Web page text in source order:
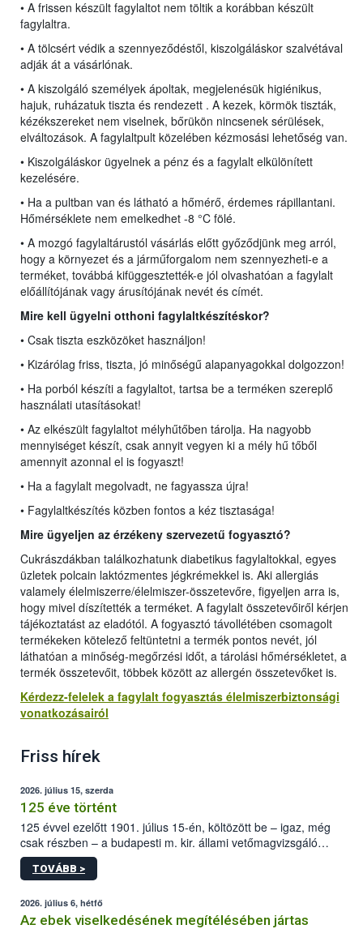
• A frissen készült fagylaltot nem töltik a korábban készült
fagylaltra.
• A tölcsért védik a szennyeződéstől, kiszolgáláskor szalvétával
adják át a vásárlónak.
• A kiszolgáló személyek ápoltak, megjelenésük higiénikus,
hajuk, ruházatuk tiszta és rendezett . A kezek, körmök tiszták,
kézékszereket nem viselnek, bőrükön nincsenek sérülések,
elváltozások. A fagylaltpult közelében kézmosási lehetőség van.
• Kiszolgáláskor ügyelnek a pénz és a fagylalt elkülönített
kezelésére.
• Ha a pultban van és látható a hőmérő, érdemes rápillantani.
Hőmérséklete nem emelkedhet -8 °C fölé.
• A mozgó fagylaltárustól vásárlás előtt győződjünk meg arról,
hogy a környezet és a járműforgalom nem szennyezheti-e a
terméket, továbbá kifüggesztették-e jól olvashatóan a fagylalt
előállítójának vagy árusítójának nevét és címét.
Mire kell ügyelni otthoni fagylaltkészítéskor?
• Csak tiszta eszközöket használjon!
• Kizárólag friss, tiszta, jó minőségű alapanyagokkal dolgozzon!
• Ha porból készíti a fagylaltot, tartsa be a terméken szereplő
használati utasításokat!
• Az elkészült fagylaltot mélyhűtőben tárolja. Ha nagyobb
mennyiséget készít, csak annyit vegyen ki a mély hű tőből
amennyit azonnal el is fogyaszt!
• Ha a fagylalt megolvadt, ne fagyassza újra!
• Fagylaltkészítés közben fontos a kéz tisztasága!
Mire ügyeljen az érzékeny szervezetű fogyasztó?
Cukrászdákban találkozhatunk diabetikus fagylaltokkal, egyes
üzletek polcain laktózmentes jégkrémekkel is. Aki allergiás
valamely élelmiszerre/élelmiszer-összetevőre, figyeljen arra is,
hogy mivel díszítették a terméket. A fagylalt összetevőiről kérjen
tájékoztatást az eladótól. A fogyasztó távollétében csomagolt
termékeken kötelező feltüntetni a termék pontos nevét, jól
láthatóan a minőség-megőrzési időt, a tárolási hőmérsékletet, a
termék összetevőit, többek között az allergén összetevőket is.
Kérdezz-felelek a fagylalt fogyasztás élelmiszerbiztonsági
vonatkozásairól
Friss hírek
2026. július 15, szerda
125 éve történt
125 évvel ezelőtt 1901. július 15-én, költözött be – igaz, még
csak részben – a budapesti m. kir. állami vetőmagvizsgáló
állomás a Kis Rókus utca 15. szám alatti, Czigler Győző által
tervezett új épületébe.
TOVÁBB >
2026. július 6, hétfő
Az ebek viselkedésének megítélésében jártas